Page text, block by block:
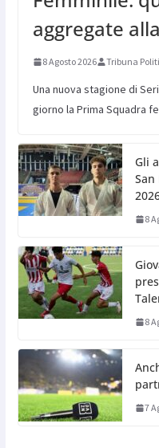
aggregate
8 Agosto 2026 Tribuna
Una nuova stagione di
giorno la Prima Squadra
Gli
San
8
8
7